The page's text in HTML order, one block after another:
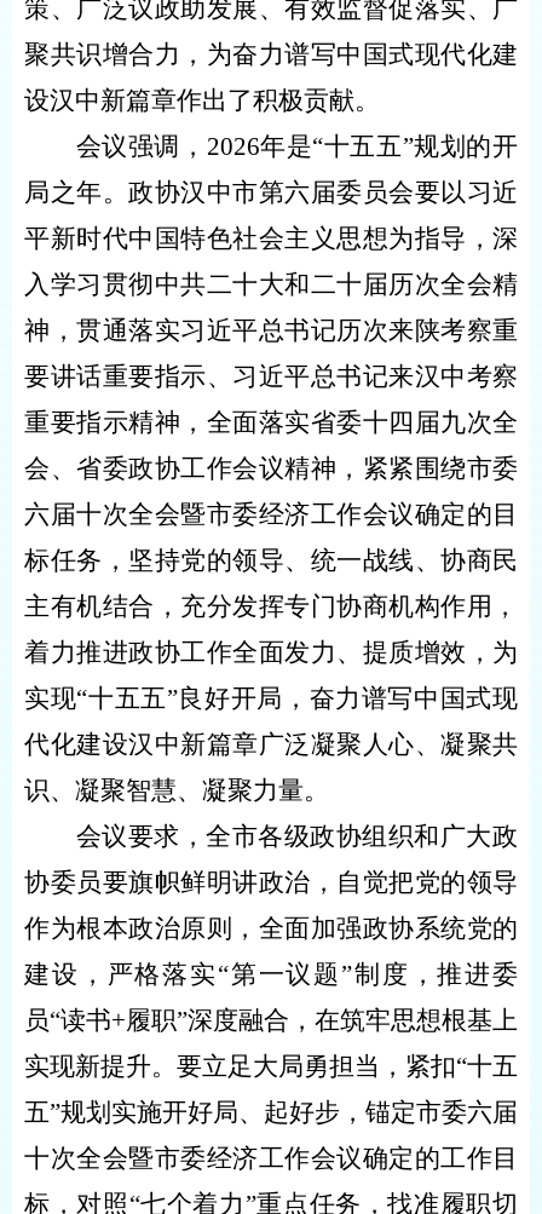
策、广泛议政助发展、有效监督促落实、广
聚共识增合力，为奋力谱写中国式现代化建
设汉中新篇章作出了积极贡献。
会议强调，2026年是“十五五”规划的开
局之年。政协汉中市第六届委员会要以习近
平新时代中国特色社会主义思想为指导，深
入学习贯彻中共二十大和二十届历次全会精
神，贯通落实习近平总书记历次来陕考察重
要讲话重要指示、习近平总书记来汉中考察
重要指示精神，全面落实省委十四届九次全
会、省委政协工作会议精神，紧紧围绕市委
六届十次全会暨市委经济工作会议确定的目
标任务，坚持党的领导、统一战线、协商民
主有机结合，充分发挥专门协商机构作用，
着力推进政协工作全面发力、提质增效，为
实现“十五五”良好开局，奋力谱写中国式现
代化建设汉中新篇章广泛凝聚人心、凝聚共
识、凝聚智慧、凝聚力量。
会议要求，全市各级政协组织和广大政
协委员要旗帜鲜明讲政治，自觉把党的领导
作为根本政治原则，全面加强政协系统党的
建设，严格落实“第一议题”制度，推进委
员“读书+履职”深度融合，在筑牢思想根基上
实现新提升。要立足大局勇担当，紧扣“十五
五”规划实施开好局、起好步，锚定市委六届
十次全会暨市委经济工作会议确定的工作目
标，对照“七个着力”重点任务，找准履职切